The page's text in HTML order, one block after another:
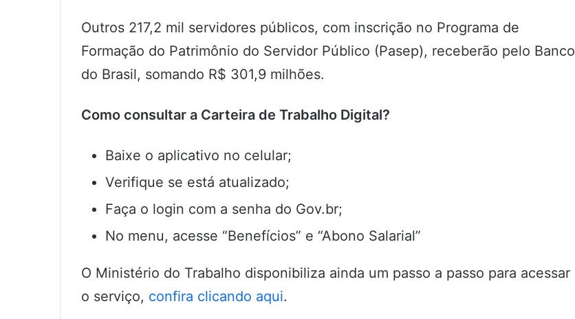
Outros 217,2 mil servidores públicos, com inscrição no Programa de
Formação do Patrimônio do Servidor Público (Pasep), receberão pelo Banco
do Brasil, somando R$ 301,9 milhões.
Como consultar a Carteira de Trabalho Digital?
Baixe o aplicativo no celular;
Verifique se está atualizado;
Faça o login com a senha do Gov.br;
No menu, acesse “Benefícios” e “Abono Salarial”
O Ministério do Trabalho disponibiliza ainda um passo a passo para acessar
o serviço, confira clicando aqui.